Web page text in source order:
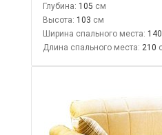
Глубина: 105
Высота: 103
Ширина спального места: 140
Длина спального места: 210